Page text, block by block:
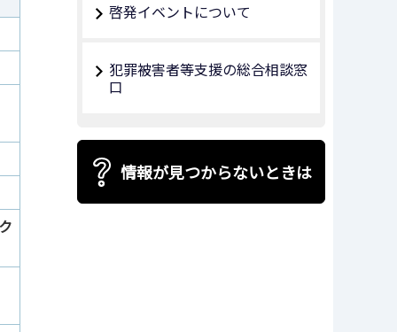
啓発イベントについて
犯罪被害者等支援の総合相談窓
口
情報が見つからないときは